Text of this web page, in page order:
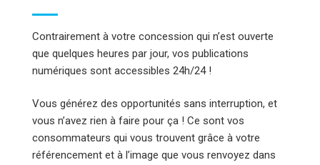
Contrairement à votre concession qui n’est ouverte
que quelques heures par jour, vos publications
numériques sont accessibles 24h/24 !
Vous générez des opportunités sans interruption, et
vous n’avez rien à faire pour ça ! Ce sont vos
consommateurs qui vous trouvent grâce à votre
référencement et à l’image que vous renvoyez dans